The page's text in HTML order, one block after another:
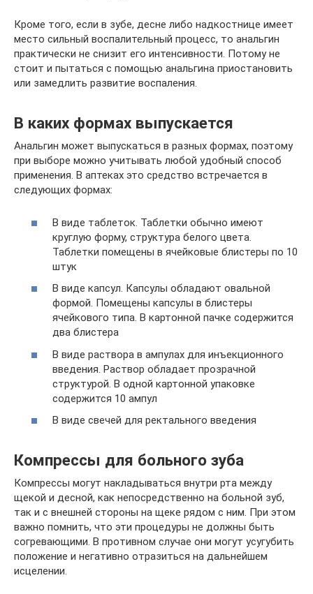
Кроме того, если в зубе, десне либо надкостнице имеет
место сильный воспалительный процесс, то анальгин
практически не снизит его интенсивности. Потому не
стоит и пытаться с помощью анальгина приостановить
или замедлить развитие воспаления.
В каких формах выпускается
Анальгин может выпускаться в разных формах, поэтому
при выборе можно учитывать любой удобный способ
применения. В аптеках это средство встречается в
следующих формах:
В виде таблеток. Таблетки обычно имеют
круглую форму, структура белого цвета.
Таблетки помещены в ячейковые блистеры по 10
штук
В виде капсул. Капсулы обладают овальной
формой. Помещены капсулы в блистеры
ячейкового типа. В картонной пачке содержится
два блистера
В виде раствора в ампулах для инъекционного
введения. Раствор обладает прозрачной
структурой. В одной картонной упаковке
содержится 10 ампул
В виде свечей для ректального введения
Компрессы для больного зуба
Компрессы могут накладываться внутри рта между
щекой и десной, как непосредственно на больной зуб,
так и с внешней стороны на щеке рядом с ним. При этом
важно помнить, что эти процедуры не должны быть
согревающими. В противном случае они могут усугубить
положение и негативно отразиться на дальнейшем
исцелении.